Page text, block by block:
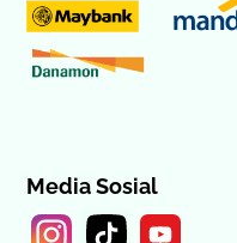
Media Sosial